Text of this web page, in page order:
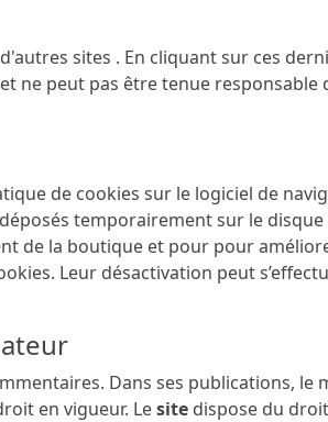
sites . En cliquant sur ces
ne peut pas être tenue responsable
de cookies sur le logiciel de
temporairement sur le disque
de la boutique et pour pour
Leur désactivation peut
Dans ses publications, le
en vigueur. Lesite dispose du